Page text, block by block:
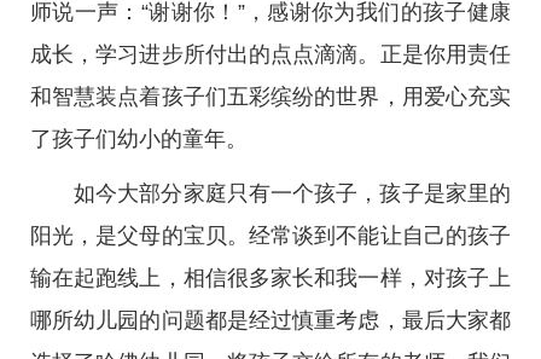
师说一声：“谢谢你！”，感谢你为我们的孩子健康
成长，学习进步所付出的点点滴滴。正是你用责任
和智慧装点着孩子们五彩缤纷的世界，用爱心充实
了孩子们幼小的童年。
如今大部分家庭只有一个孩子，孩子是家里的
阳光，是父母的宝贝。经常谈到不能让自己的孩子
输在起跑线上，相信很多家长和我一样，对孩子上
哪所幼儿园的问题都是经过慎重考虑，最后大家都